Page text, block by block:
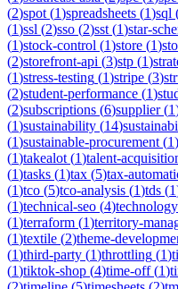
(2)spot (1)spreadsheets (1)sql
(1)ssl (2)sso (2)sst (1)star-
(1)stock-control (1)store (1)
(2)storefront-api (3)stp (1)
(1)stress-testing (1)stripe (3)
(2)student-performance (1)
(2)subscriptions (6)supplier(1
(1)sustainability (14)
(1)sustainable-procurement (1)
(1)takealot (1)talent-
(1)tasks (1)tax (5)tax-
(1)tco (5)tco-analysis (1)tds (1
(1)technical-seo (4)technology
(1)terraform (1)territory-
(1)textile (2)theme-
(1)third-party (1)throttling (1)
(1)tiktok-shop (4)time-off(1)